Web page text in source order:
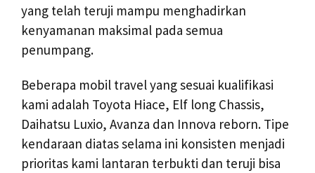
yang telah teruji mampu menghadirkan
kenyamanan maksimal pada semua
penumpang.
Beberapa mobil travel yang sesuai kualifikasi
kami adalah Toyota Hiace, Elf long Chassis,
Daihatsu Luxio, Avanza dan Innova reborn. Tipe
kendaraan diatas selama ini konsisten menjadi
prioritas kami lantaran terbukti dan teruji bisa